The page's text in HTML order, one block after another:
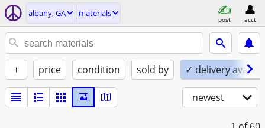
albany, GA materials
post acct
+ price condition sold by ✓ delivery
newest